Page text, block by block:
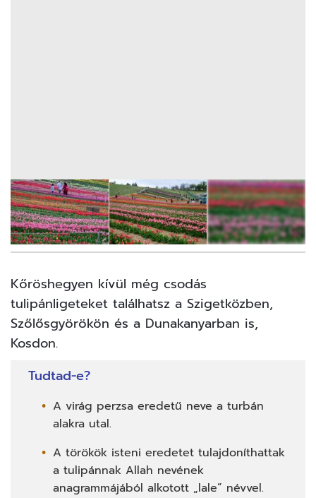
Kőröshegyen kívül még csodás
tulipánligeteket találhatsz a Szigetközben,
Szőlősgyörökön és a Dunakanyarban is,
Kosdon.
Tudtad-e?
A virág perzsa eredetű neve a turbán
alakra utal.
A törökök isteni eredetet tulajdoníthattak
a tulipánnak Allah nevének
anagrammájából alkotott „lale” névvel.